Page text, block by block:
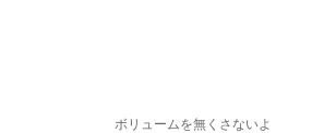
ボリュームを無くさないよ